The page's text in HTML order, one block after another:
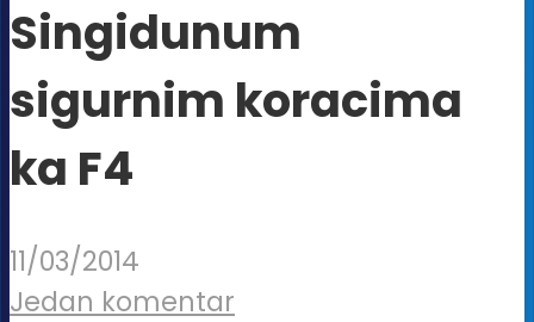
Singidunum
sigurnim koracima
ka F4
11/03/2014
Jedan komentar